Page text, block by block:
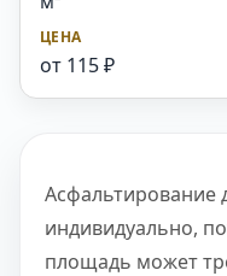
от 115 ₽
Асфальтирование
индивидуально,
площадь может